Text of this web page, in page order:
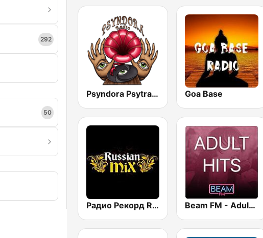
292
50
Psyndora Psytrance Goa Base
Радио Рекорд Russian Mix (Radio Record Russian Mix) Beam FM - Adult Hits